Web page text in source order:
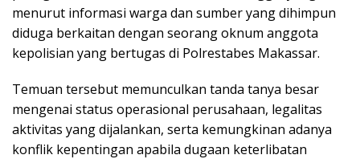
menurut informasi warga dan sumber yang dihimpun
diduga berkaitan dengan seorang oknum anggota
kepolisian yang bertugas di Polrestabes Makassar.
Temuan tersebut memunculkan tanda tanya besar
mengenai status operasional perusahaan, legalitas
aktivitas yang dijalankan, serta kemungkinan adanya
konflik kepentingan apabila dugaan keterlibatan